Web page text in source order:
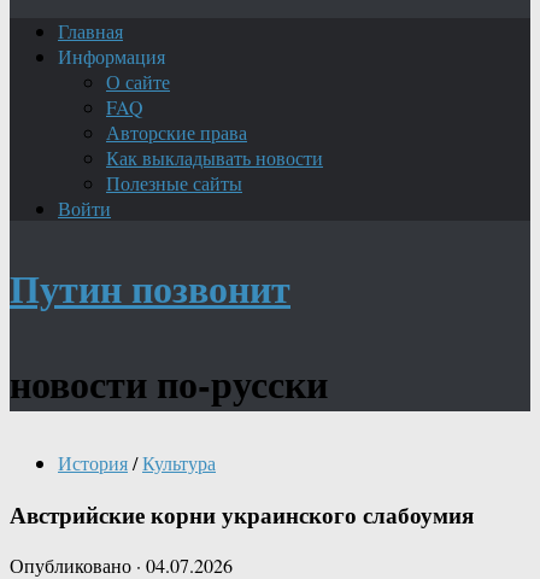
Главная
Информация
О сайте
FAQ
Авторские права
Как выкладывать новости
Полезные сайты
Войти
Путин позвонит
новости по-русски
История/Культура
Австрийские корни украинского слабоумия
Опубликовано · 04.07.2026